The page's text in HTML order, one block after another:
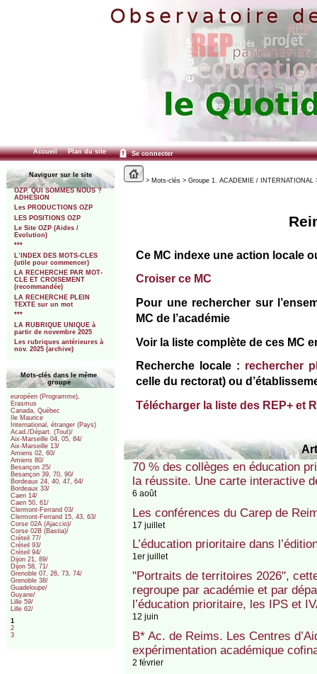
Accueil Plan du site Se connecter
Naviguer sur le site
OZP. QUI SOMMES NOUS ?
ADHESION
Les PRODUCTIONS OZP
LES POSITIONS OZP
Le Site OZP (Aides /
Evolution)
***
L’INDEX DES MOTS-CLES
(utile pour commencer)
LA RECHERCHE PAR MOT-
CLE ET CROISEMENT
(recommandée)
LA RECHERCHE PLEIN
TEXTE sur un mot
***
LA RUBRIQUE UNIQUE à
partir de novembre 2025
Les rubriques antérieures à
nov. 2025 (archive)
Mots-clés dans le même
groupe
européen (Programme),
Erasmus
Canada, Québec
Ile Maurice
International, étranger (Pays)
Acad./Départ. (Tout)/
Aix-Marseille 04, 05, 84/
Aix-Marseille 13/
Amiens 02, 60/
Amiens 80/
Besançon 25/
Besançon 39, 70, 90/
Bordeaux 24, 40, 47, 64/
Bordeaux 33/
Caen 14/
Caen 50, 61/
Clermont-Ferrand 03/
Clermont-Ferrand 15, 43, 63/
Corse 02A (Ajaccio)/
Corse 02B (Bastia)/
Créteil 77/
Créteil 93/
Créteil 94/
Dijon 21, 89/
Dijon 58, 71/
Grenoble 07, 26, 73, 74/
Grenoble 38/
Guadeloupe/
Guyane/
Lille 59/
Lille 62/
1
2
3
> Mots-clés > Groupe 1. ACADEMIE / INTERNATIONAL
Ce MC indexe une action locale
Croiser ce MC
Pour une rechercher sur
MC de l’académie
Voir la liste complète de ces MC
Recherche locale : rechercher
celle du rectorat) ou
Télécharger la liste des REP+ et
70 % des collèges en éducation
la réussite. Une carte interactive
6 août
Les conférences du Carep de
17 juillet
L’éducation prioritaire dans
1er juillet
"Portraits de territoires 2026",
regroupe par académie et par
l’éducation prioritaire, les IPS et
12 juin
B* Ac. de Reims. Les Centres
expérimentation académique
2 février